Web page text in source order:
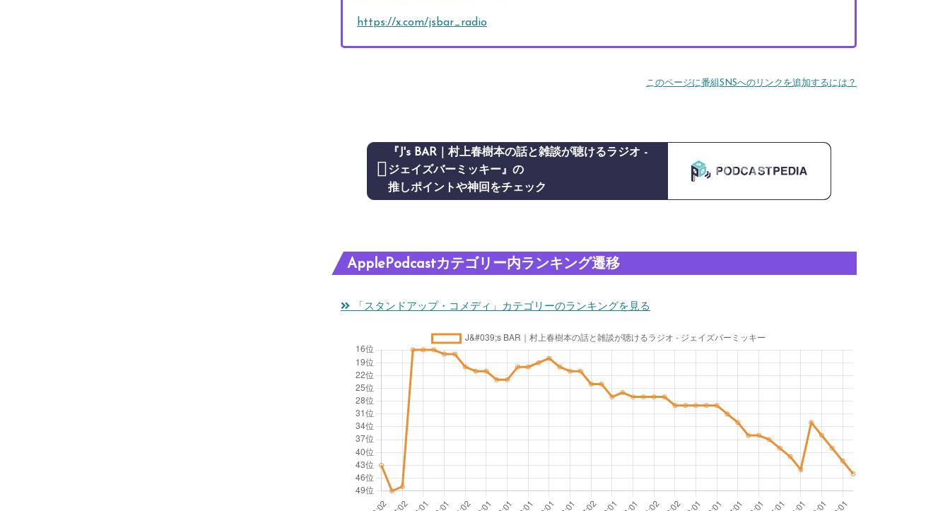
https://x.com/jsbar_radio
このページに番組SNSへのリンクを追加するには？
『J's BAR｜村上春樹本の話と雑談が聴けるラジオ -
ジェイズバーミッキー』の
推しポイントや神回をチェック
ApplePodcastカテゴリー内ランキング遷移
「スタンドアップ・コメディ」カテゴリーのランキングを見る